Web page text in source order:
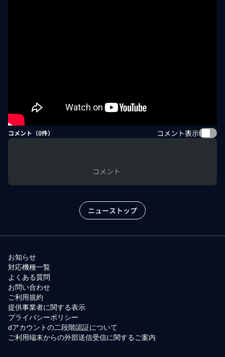
コメント（0件） コメント表示
コメント
ニューストップ
お知らせ
対応機種一覧
よくある質問
お問い合わせ
ご利用規約
提供事業者に関する表示
プライバシーポリシー
dアカウントの二段階認証について
ご利用端末からの外部送信受信に関するご案内